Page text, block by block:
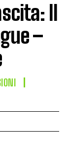
Il
–